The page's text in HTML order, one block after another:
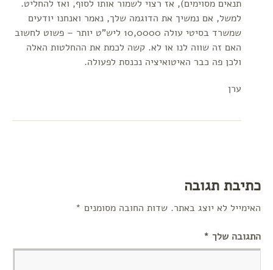
תנאים מסוימים), אז רצוי לשמור אותו לסוף, ואז להחליט.
למשל, אם נמשיך את הדוגמה שלך, נאמר ואנחנו יודעים
שמשרד בסיטי עולה 10,0000 ליש"ט יותר – פשוט לחשוב
האם זה שווה לנו או לא. קשה לכמת את ההחלטות האלה
ולכן פה כבר האיטואיציה נכנסת לפעולה.
ערן
כתיבת תגובה
האימייל לא יוצג באתר. שדות החובה מסומנים *
התגובה שלך *